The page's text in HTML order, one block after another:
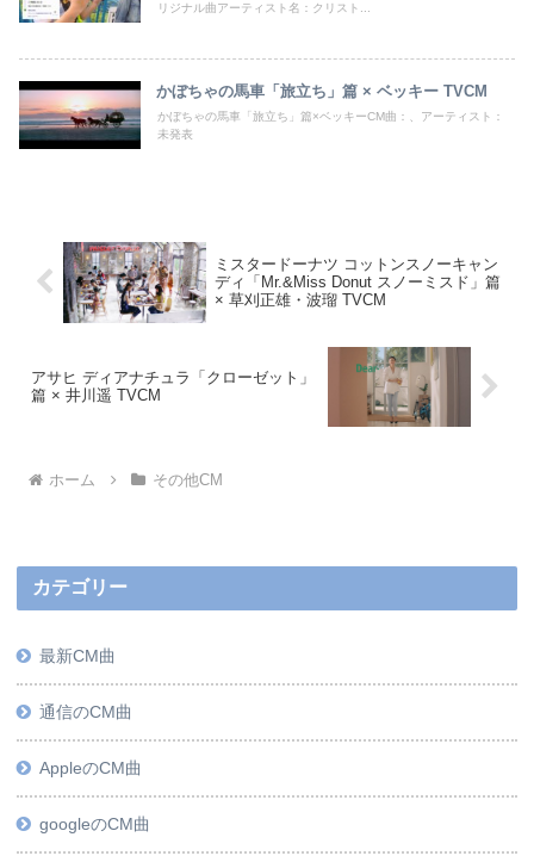
リジナル曲アーティスト名：クリスト...
かぼちゃの馬車「旅立ち」篇 × ベッキー TVCM
かぼちゃの馬車「旅立ち」篇×ベッキーCM曲：、アーティスト：
未発表
ミスタードーナツ コットンスノーキャン
ディ「Mr.&Miss Donut スノーミスド」篇
× 草刈正雄・波瑠 TVCM
アサヒ ディアナチュラ「クローゼット」
篇 × 井川遥 TVCM
ホーム その他CM
カテゴリー
最新CM曲
通信のCM曲
AppleのCM曲
googleのCM曲